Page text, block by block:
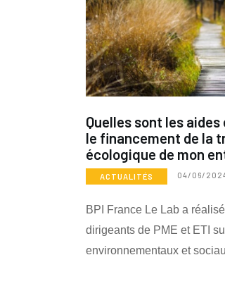
Quelles sont les
le financement de la
écologique de mon
ACTUALITÉS 04/06/
BPI France Le Lab a
dirigeants de PME et ETI
environnementaux et